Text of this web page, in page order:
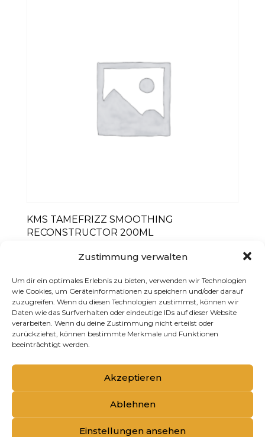
Zustimmung verwalten
Um dir ein optimales Erlebnis zu bieten, verwenden wir Technologien
wie Cookies, um Geräteinformationen zu speichern und/oder darauf
zuzugreifen. Wenn du diesen Technologien zustimmst, können wir
Daten wie das Surfverhalten oder eindeutige IDs auf dieser Website
verarbeiten. Wenn du deine Zustimmung nicht erteilst oder
zurückziehst, können bestimmte Merkmale und Funktionen
beeinträchtigt werden.
Akzeptieren
Ablehnen
Einstellungen ansehen
KMS TAMEFRIZZ SMOOTHING
RECONSTRUCTOR 200ML